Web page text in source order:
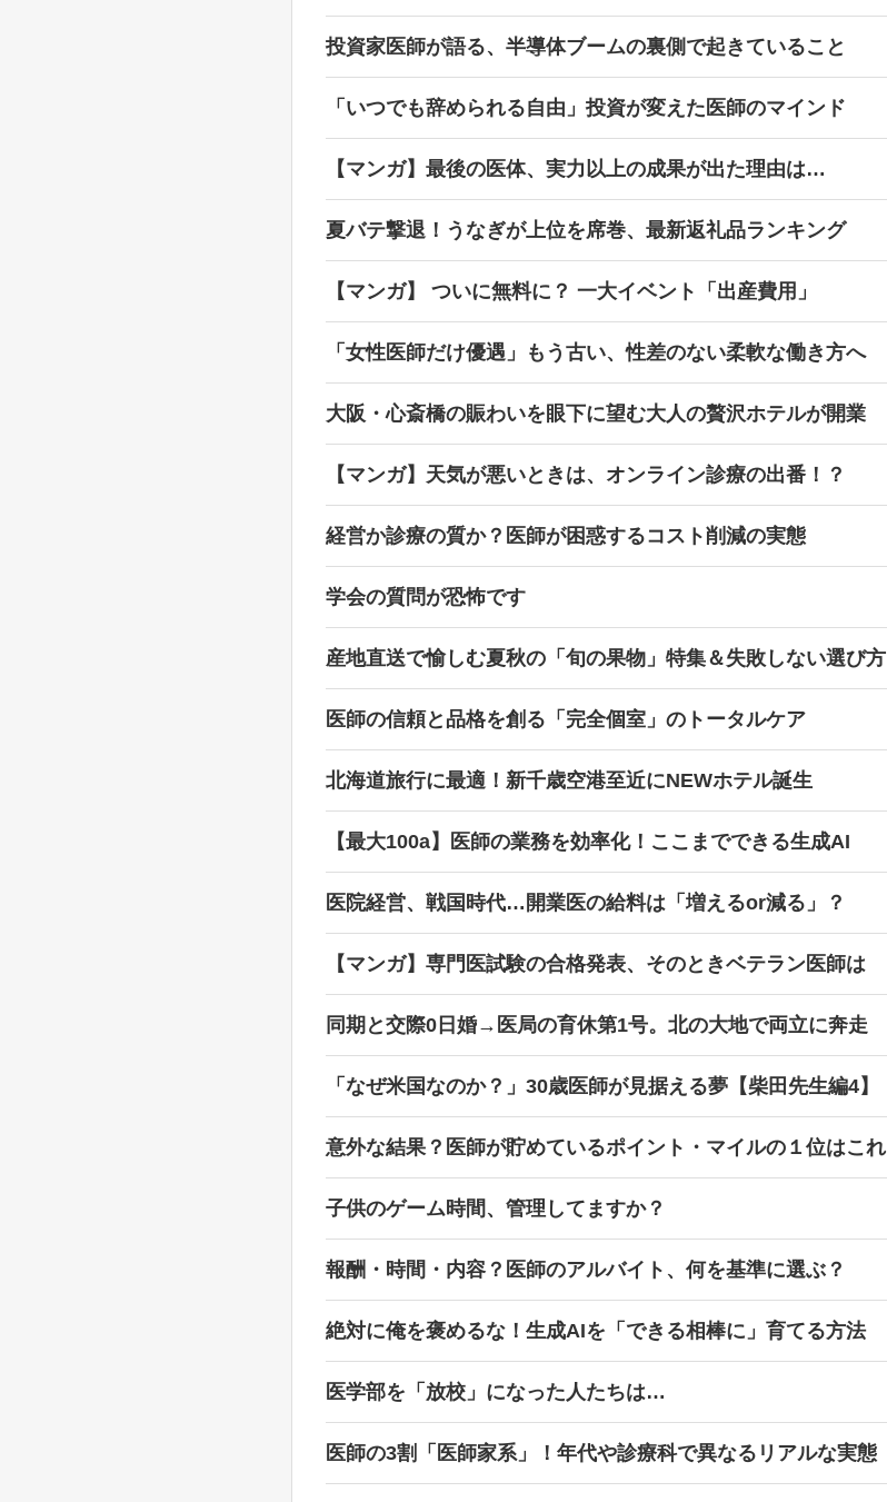
投資家医師が語る、半導体ブームの裏側で起きていること
「いつでも辞められる自由」投資が変えた医師のマインド
【マンガ】最後の医体、実力以上の成果が出た理由は…
夏バテ撃退！うなぎが上位を席巻、最新返礼品ランキング
【マンガ】 ついに無料に？ 一大イベント「出産費用」
「女性医師だけ優遇」もう古い、性差のない柔軟な働き方へ
大阪・心斎橋の賑わいを眼下に望む大人の贅沢ホテルが開業
【マンガ】天気が悪いときは、オンライン診療の出番！？
経営か診療の質か？医師が困惑するコスト削減の実態
学会の質問が恐怖です
産地直送で愉しむ夏秋の「旬の果物」特集＆失敗しない選び方
医師の信頼と品格を創る「完全個室」のトータルケア
北海道旅行に最適！新千歳空港至近にNEWホテル誕生
【最大100a】医師の業務を効率化！ここまでできる生成AI
医院経営、戦国時代…開業医の給料は「増えるor減る」？
【マンガ】専門医試験の合格発表、そのときベテラン医師は
同期と交際0日婚→医局の育休第1号。北の大地で両立に奔走
「なぜ米国なのか？」30歳医師が見据える夢【柴田先生編4】
意外な結果？医師が貯めているポイント・マイルの１位はこれ
子供のゲーム時間、管理してますか？
報酬・時間・内容？医師のアルバイト、何を基準に選ぶ？
絶対に俺を褒めるな！生成AIを「できる相棒に」育てる方法
医学部を「放校」になった人たちは…
医師の3割「医師家系」！年代や診療科で異なるリアルな実態